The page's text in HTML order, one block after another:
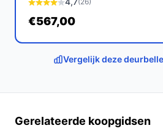
voor communicatie met bezoekers.
bestedeurbelmetcamera.nl.
past bij jouw behoeften!
€567,00
Vergelijk deze
Gerelateerde koopgidsen